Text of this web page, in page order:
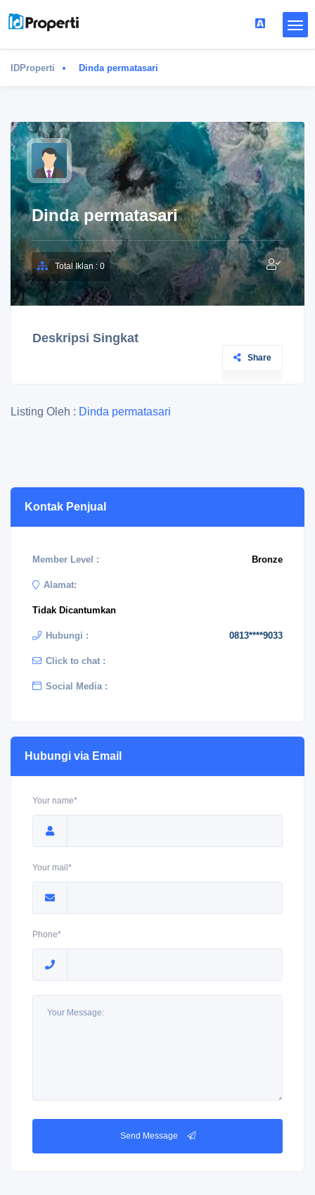
IDProperti Dinda permatasari
Dinda permatasari
Total Iklan : 0
Deskripsi Singkat
Share
Listing Oleh : Dinda permatasari
Kontak Penjual
Member Level : Bronze
Alamat:
Tidak Dicantumkan
Hubungi : 0813****9033
Click to chat :
Social Media :
Hubungi via Email
Your name*
Your mail*
Phone*
Send Message